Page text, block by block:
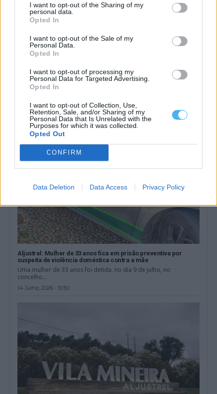
I want to opt-out of the Sharing of my
personal data.
Opted In
I want to opt-out of the Sale of my
Personal Data.
Opted In
I want to opt-out of processing my
Personal Data for Targeted Advertising.
Opted In
I want to opt-out of Collection, Use,
Retention, Sale, and/or Sharing of my
Personal Data that Is Unrelated with the
Purposes for which it was collected.
Opted Out
CONFIRM
Data Deletion Data Access Privacy Policy
Resialentejo amplia instalações de canil e gatil em Beja
A empresa intermunicipal Resialentejo, com sede em Beja, vai
14 Julho, 2026 - 17:57
Aljustrel: Mulher de 33 anos fica em prisão preventiva por
suspeita de violência doméstica contra a mãe
Uma mulher de 33 anos foi detida, no dia 9 de julho, no
concelho...
14 Julho, 2026 - 10:50